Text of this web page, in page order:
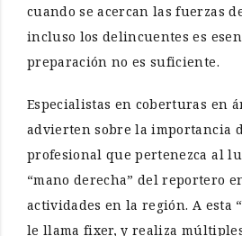
cuando se acercan las fuerzas
incluso los delincuentes es
preparación no es suficiente.
Especialistas en coberturas en
advierten sobre la importancia
profesional que pertenezca al
“mano derecha” del reportero
actividades en la región. A esta
le llama fixer, y realiza